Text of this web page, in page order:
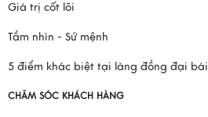
Giá trị cốt lõi
Tầm nhìn - Sứ mệnh
5 điểm khác biệt tại làng đồng đại bái
CHĂM SÓC KHÁCH HÀNG